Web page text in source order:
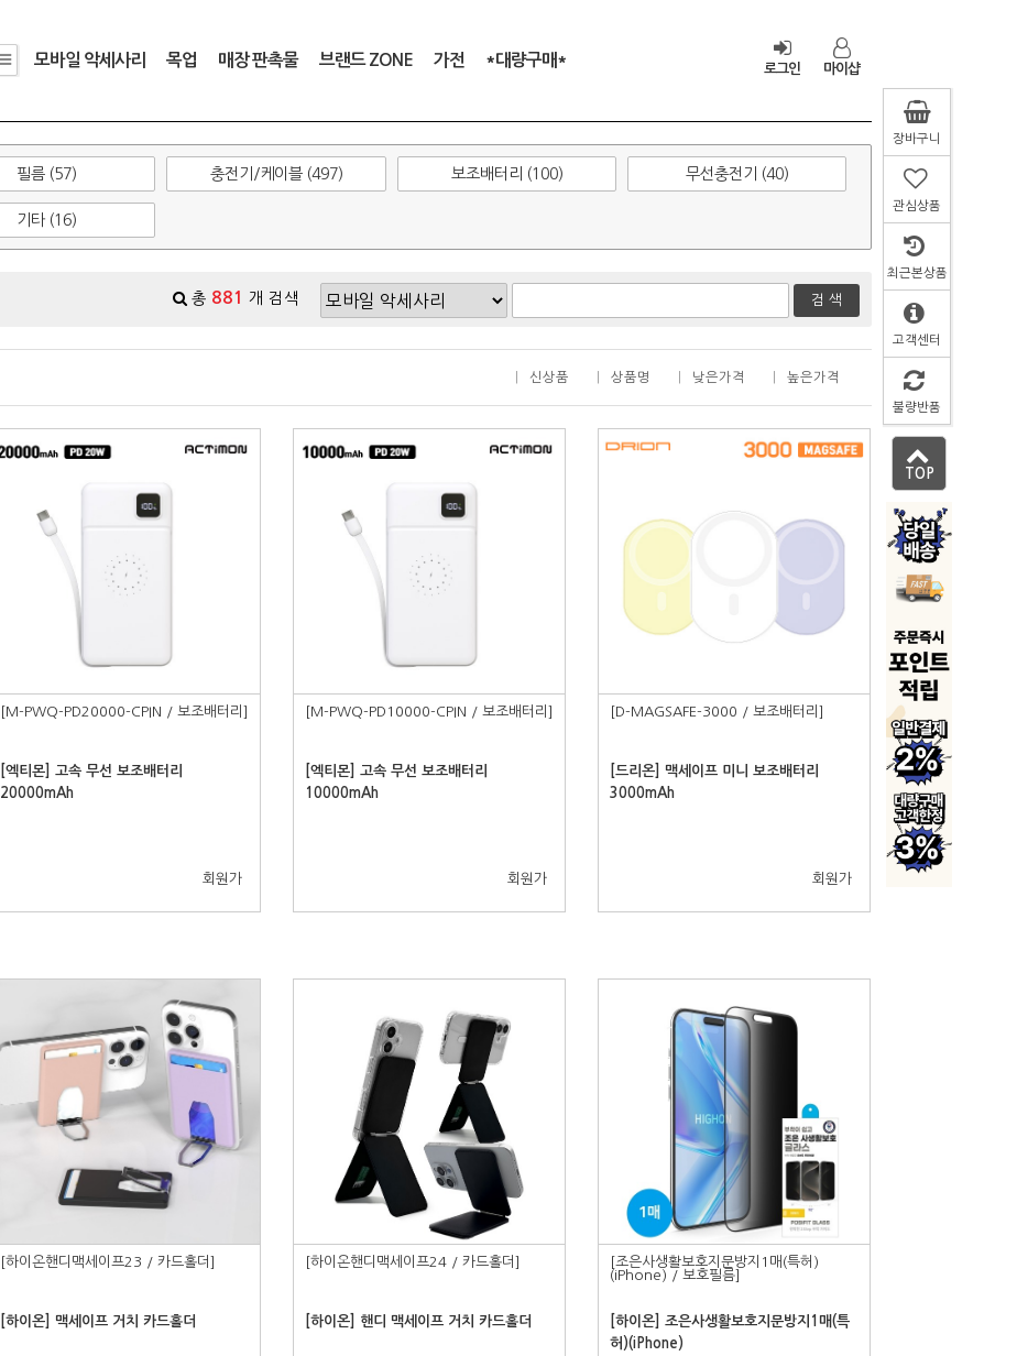
모바일 악세사리 목업 매장 판촉물 브랜드 ZONE 가전 *대량구매*
로그인 마이샵
장바구니
관심상품
최근본상품
고객센터
불량반품
TOP
필름 (57) 충전기/케이블 (497) 보조배터리 (100) 무선충전기 (40)
기타 (16)
총 881 개 검색
신상품 상품명 낮은가격 높은가격
[M-PWQ-PD20000-CPIN / 보조배터리]
[엑티몬] 고속 무선 보조배터리
20000mAh
회원가
[M-PWQ-PD10000-CPIN / 보조배터리]
[엑티몬] 고속 무선 보조배터리
10000mAh
회원가
[D-MAGSAFE-3000 / 보조배터리]
[드리온] 맥세이프 미니 보조배터리
3000mAh
회원가
[하이온핸디맥세이프23 / 카드홀더]
[하이온] 맥세이프 거치 카드홀더
[하이온핸디맥세이프24 / 카드홀더]
[하이온] 핸디 맥세이프 거치 카드홀더
[조은사생활보호지문방지1매(특허)
(iPhone) / 보호필름]
[하이온] 조은사생활보호지문방지1매(특
허)(iPhone)